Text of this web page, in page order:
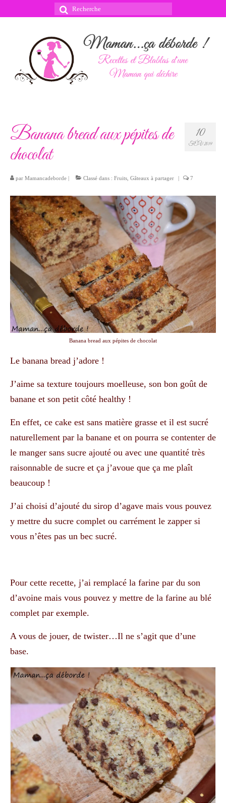
Rechercher
10
FÉV 2019
Banana bread aux pépites de
chocolat
par Mamancadeborde | Classé dans : Fruits Gâteaux à partager | 7
Banana bread aux pépites de chocolat
Le banana bread j’adore !
J’aime sa texture toujours moelleuse, son bon goût de
banane et son petit côté healthy !
En effet, ce cake est sans matière grasse et il est sucré
naturellement par la banane et on pourra se contenter de
le manger sans sucre ajouté ou avec une quantité très
raisonnable de sucre et ça j’avoue que ça me plaît
beaucoup !
J’ai choisi d’ajouté du sirop d’agave mais vous pouvez
y mettre du sucre complet ou carrément le zapper si
vous n’êtes pas un bec sucré.
Pour cette recette, j’ai remplacé la farine par du son
d’avoine mais vous pouvez y mettre de la farine au blé
complet par exemple.
A vous de jouer, de twister…Il ne s’agit que d’une
base.